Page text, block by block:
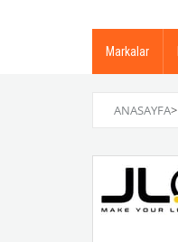
Markalar
ANASAYFA>